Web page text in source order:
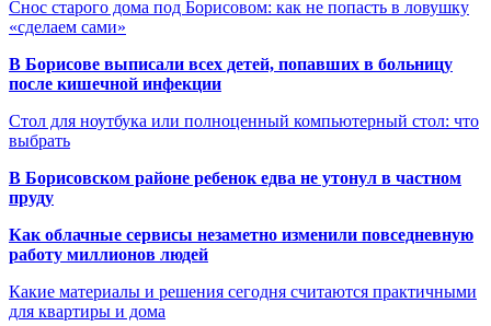
Снос старого дома под Борисовом: как не попасть в ловушку
«сделаем сами»
В Борисове выписали всех детей, попавших в больницу
после кишечной инфекции
Стол для ноутбука или полноценный компьютерный стол: что
выбрать
В Борисовском районе ребенок едва не утонул в частном
пруду
Как облачные сервисы незаметно изменили повседневную
работу миллионов людей
Какие материалы и решения сегодня считаются практичными
для квартиры и дома